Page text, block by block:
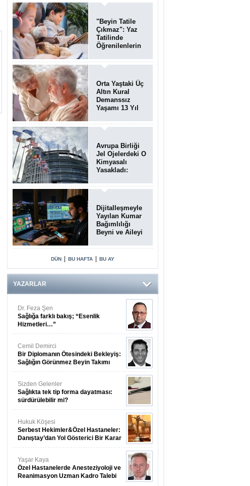
"Beyin Tatile
Çıkmaz": Yaz
Tatilinde
Öğrenilenlerin
Unutulabiliyor
Orta Yaştaki Üç
Altın Kural
Demanssız
Yaşamı 13 Yıl
Avrupa Birliği
Jel Ojelerdeki O
Kimyasalı
Yasakladı:
Riski Uyarısı
Dijitalleşmeyle
Yayılan Kumar
Bağımlılığı
Beyni ve Aileyi
Uğratıyor
DÜN BU HAFTA BU AY
YAZARLAR
Dr. Feza Şen
Sağlığa farklı bakış; “Esenlik
Hizmetleri…”
Cemil Demirci
Bir Diplomanın Ötesindeki Bekleyiş:
Sağlığın Görünmez Beyin Takımı
Sizden Gelenler
Sağlıkta tek tip forma dayatması:
sürdürülebilir mi?
Hukuk Köşesi
Serbest Hekimler&Özel Hastaneler:
Danıştay’dan Yol Gösterici Bir Karar
Yaşar Kaya
Özel Hastanelerde Anesteziyoloji ve
Reanimasyon Uzman Kadro Talebi